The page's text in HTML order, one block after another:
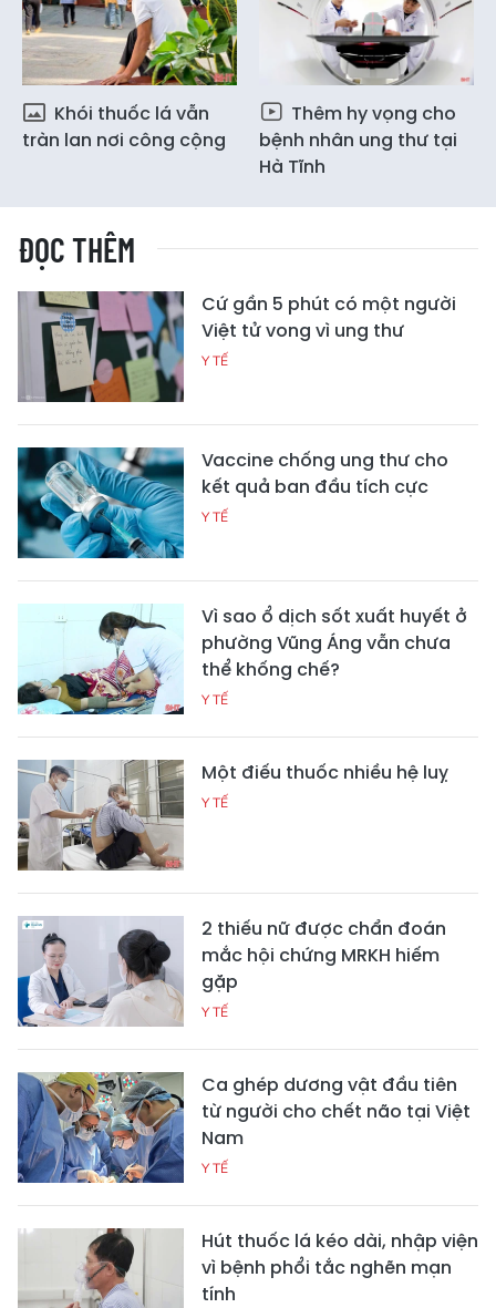
Khói thuốc lá vẫn
tràn lan nơi công cộng
Thêm hy vọng cho
bệnh nhân ung thư tại
Hà Tĩnh
ĐỌC THÊM
Cứ gần 5 phút có một người
Việt tử vong vì ung thư
Y TẾ
Vaccine chống ung thư cho
kết quả ban đầu tích cực
Y TẾ
Vì sao ổ dịch sốt xuất huyết ở
phường Vũng Áng vẫn chưa
thể khống chế?
Y TẾ
Một điếu thuốc nhiều hệ luỵ
Y TẾ
2 thiếu nữ được chẩn đoán
mắc hội chứng MRKH hiếm
gặp
Y TẾ
Ca ghép dương vật đầu tiên
từ người cho chết não tại Việt
Nam
Y TẾ
Hút thuốc lá kéo dài, nhập viện
vì bệnh phổi tắc nghẽn mạn
tính